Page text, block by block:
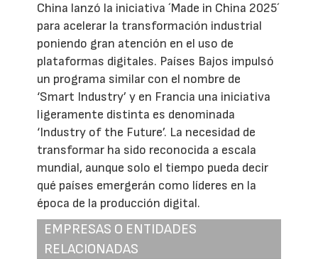
China lanzó la iniciativa ´Made in China 2025´
para acelerar la transformación industrial
poniendo gran atención en el uso de
plataformas digitales. Países Bajos impulsó
un programa similar con el nombre de
‘Smart Industry’ y en Francia una iniciativa
ligeramente distinta es denominada
‘Industry of the Future’. La necesidad de
transformar ha sido reconocida a escala
mundial, aunque solo el tiempo pueda decir
qué países emergerán como líderes en la
época de la producción digital.
EMPRESAS O ENTIDADES
RELACIONADAS